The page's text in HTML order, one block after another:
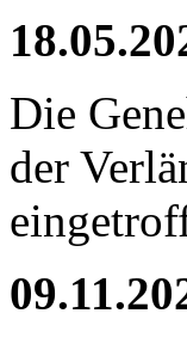
Die
der